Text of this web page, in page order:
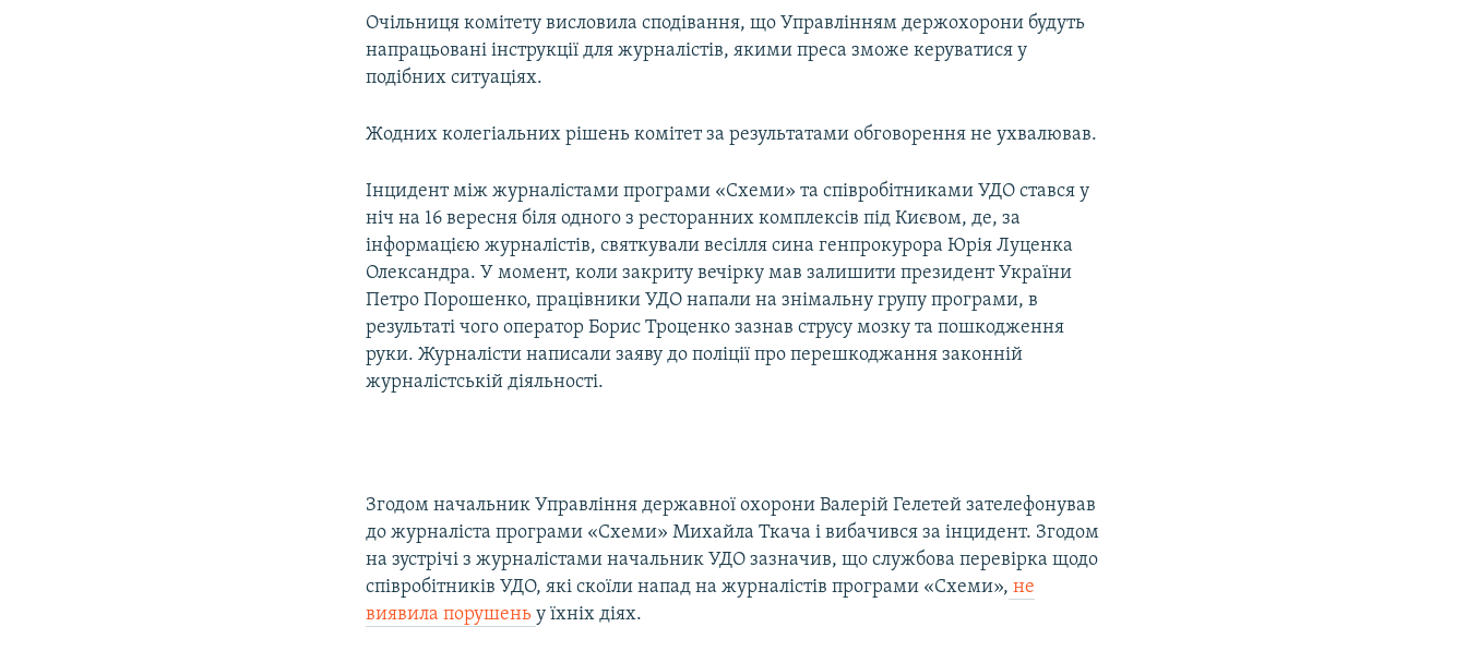
Очільниця комітету висловила сподівання, що Управлінням держохорони будуть
напрацьовані інструкції для журналістів, якими преса зможе керуватися у
подібних ситуаціях.
Жодних колегіальних рішень комітет за результатами обговорення не ухвалював.
Інцидент між журналістами програми «Схеми» та співробітниками УДО стався у
ніч на 16 вересня біля одного з ресторанних комплексів під Києвом, де, за
інформацією журналістів, святкували весілля сина генпрокурора Юрія Луценка
Олександра. У момент, коли закриту вечірку мав залишити президент України
Петро Порошенко, працівники УДО напали на знімальну групу програми, в
результаті чого оператор Борис Троценко зазнав струсу мозку та пошкодження
руки. Журналісти написали заяву до поліції про перешкоджання законній
журналістській діяльності.
Згодом начальник Управління державної охорони Валерій Гелетей зателефонував
до журналіста програми «Схеми» Михайла Ткача і вибачився за інцидент. Згодом
на зустрічі з журналістами начальник УДО зазначив, що службова перевірка щодо
співробітників УДО, які скоїли напад на журналістів програми «Схеми», не
виявила порушеньу їхніх діях.